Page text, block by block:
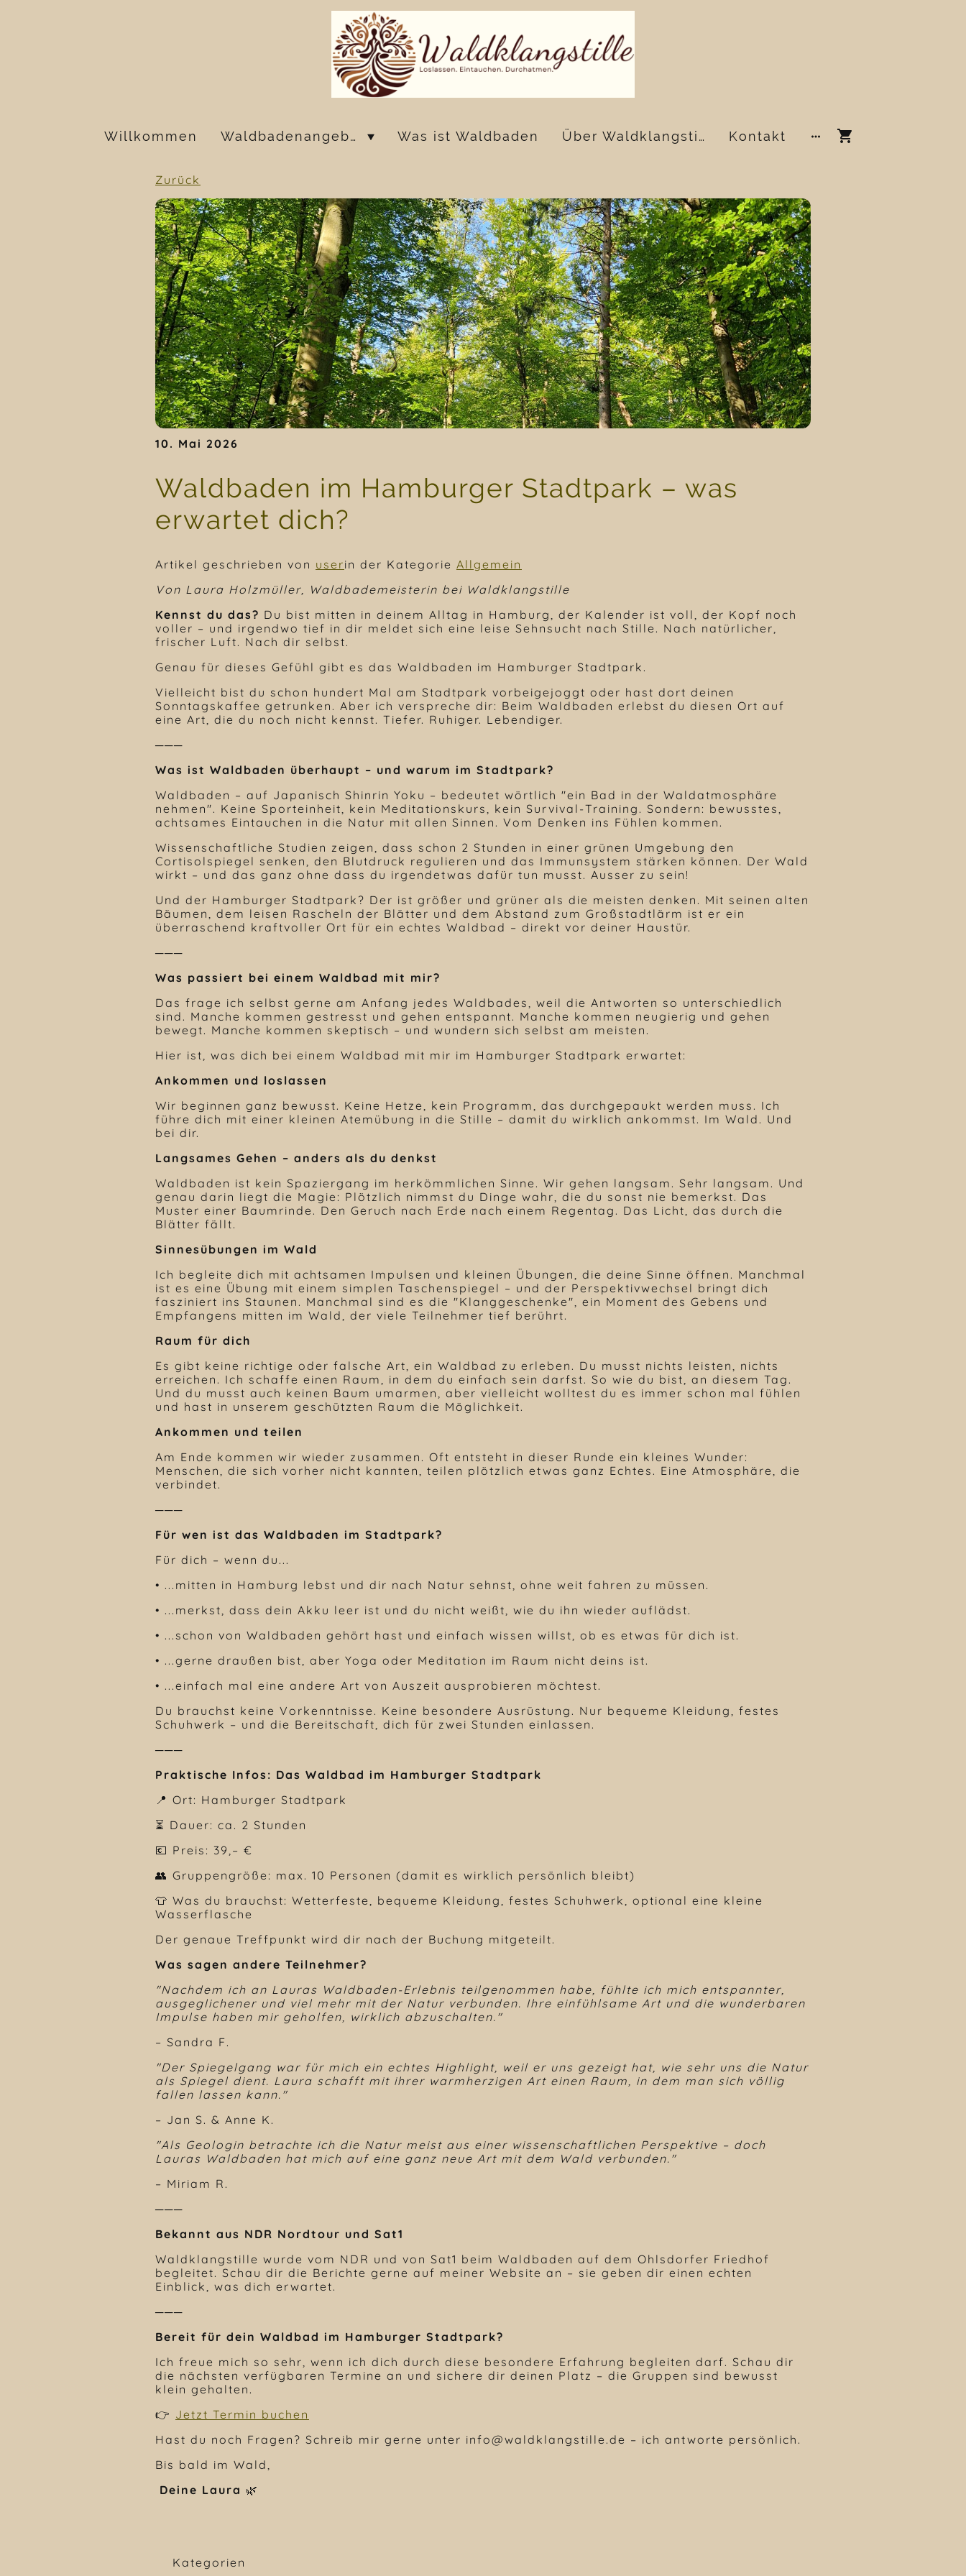
Willkommen Waldbadenangebote Was ist Waldbaden Über Waldklangstille Kontakt
Zurück
10. Mai 2026
Waldbaden im Hamburger Stadtpark – was
erwartet dich?
Artikel geschrieben von userin der Kategorie Allgemein
Von Laura Holzmüller, Waldbademeisterin bei Waldklangstille
Kennst du das? Du bist mitten in deinem Alltag in Hamburg, der Kalender ist voll, der Kopf noch
voller – und irgendwo tief in dir meldet sich eine leise Sehnsucht nach Stille. Nach natürlicher,
frischer Luft. Nach dir selbst.
Genau für dieses Gefühl gibt es das Waldbaden im Hamburger Stadtpark.
Vielleicht bist du schon hundert Mal am Stadtpark vorbeigejoggt oder hast dort deinen
Sonntagskaffee getrunken. Aber ich verspreche dir: Beim Waldbaden erlebst du diesen Ort auf
eine Art, die du noch nicht kennst. Tiefer. Ruhiger. Lebendiger.
───
Was ist Waldbaden überhaupt – und warum im Stadtpark?
Waldbaden – auf Japanisch Shinrin Yoku – bedeutet wörtlich "ein Bad in der Waldatmosphäre
nehmen". Keine Sporteinheit, kein Meditationskurs, kein Survival-Training. Sondern: bewusstes,
achtsames Eintauchen in die Natur mit allen Sinnen. Vom Denken ins Fühlen kommen.
Wissenschaftliche Studien zeigen, dass schon 2 Stunden in einer grünen Umgebung den
Cortisolspiegel senken, den Blutdruck regulieren und das Immunsystem stärken können. Der Wald
wirkt – und das ganz ohne dass du irgendetwas dafür tun musst. Ausser zu sein!
Und der Hamburger Stadtpark? Der ist größer und grüner als die meisten denken. Mit seinen alten
Bäumen, dem leisen Rascheln der Blätter und dem Abstand zum Großstadtlärm ist er ein
überraschend kraftvoller Ort für ein echtes Waldbad – direkt vor deiner Haustür.
───
Was passiert bei einem Waldbad mit mir?
Das frage ich selbst gerne am Anfang jedes Waldbades, weil die Antworten so unterschiedlich
sind. Manche kommen gestresst und gehen entspannt. Manche kommen neugierig und gehen
bewegt. Manche kommen skeptisch – und wundern sich selbst am meisten.
Hier ist, was dich bei einem Waldbad mit mir im Hamburger Stadtpark erwartet:
Ankommen und loslassen
Wir beginnen ganz bewusst. Keine Hetze, kein Programm, das durchgepaukt werden muss. Ich
führe dich mit einer kleinen Atemübung in die Stille – damit du wirklich ankommst. Im Wald. Und
bei dir.
Langsames Gehen – anders als du denkst
Waldbaden ist kein Spaziergang im herkömmlichen Sinne. Wir gehen langsam. Sehr langsam. Und
genau darin liegt die Magie: Plötzlich nimmst du Dinge wahr, die du sonst nie bemerkst. Das
Muster einer Baumrinde. Den Geruch nach Erde nach einem Regentag. Das Licht, das durch die
Blätter fällt.
Sinnesübungen im Wald
Ich begleite dich mit achtsamen Impulsen und kleinen Übungen, die deine Sinne öffnen. Manchmal
ist es eine Übung mit einem simplen Taschenspiegel – und der Perspektivwechsel bringt dich
fasziniert ins Staunen. Manchmal sind es die "Klanggeschenke", ein Moment des Gebens und
Empfangens mitten im Wald, der viele Teilnehmer tief berührt.
Raum für dich
Es gibt keine richtige oder falsche Art, ein Waldbad zu erleben. Du musst nichts leisten, nichts
erreichen. Ich schaffe einen Raum, in dem du einfach sein darfst. So wie du bist, an diesem Tag.
Und du musst auch keinen Baum umarmen, aber vielleicht wolltest du es immer schon mal fühlen
und hast in unserem geschützten Raum die Möglichkeit.
Ankommen und teilen
Am Ende kommen wir wieder zusammen. Oft entsteht in dieser Runde ein kleines Wunder:
Menschen, die sich vorher nicht kannten, teilen plötzlich etwas ganz Echtes. Eine Atmosphäre, die
verbindet.
───
Für wen ist das Waldbaden im Stadtpark?
Für dich – wenn du...
• ...mitten in Hamburg lebst und dir nach Natur sehnst, ohne weit fahren zu müssen.
• ...merkst, dass dein Akku leer ist und du nicht weißt, wie du ihn wieder auflädst.
• ...schon von Waldbaden gehört hast und einfach wissen willst, ob es etwas für dich ist.
• ...gerne draußen bist, aber Yoga oder Meditation im Raum nicht deins ist.
• ...einfach mal eine andere Art von Auszeit ausprobieren möchtest.
Du brauchst keine Vorkenntnisse. Keine besondere Ausrüstung. Nur bequeme Kleidung, festes
Schuhwerk – und die Bereitschaft, dich für zwei Stunden einlassen.
───
Praktische Infos: Das Waldbad im Hamburger Stadtpark
📍 Ort: Hamburger Stadtpark
⏳ Dauer: ca. 2 Stunden
💶 Preis: 39,– €
👥 Gruppengröße: max. 10 Personen (damit es wirklich persönlich bleibt)
👕 Was du brauchst: Wetterfeste, bequeme Kleidung, festes Schuhwerk, optional eine kleine
Wasserflasche
Der genaue Treffpunkt wird dir nach der Buchung mitgeteilt.
Was sagen andere Teilnehmer?
"Nachdem ich an Lauras Waldbaden-Erlebnis teilgenommen habe, fühlte ich mich entspannter,
ausgeglichener und viel mehr mit der Natur verbunden. Ihre einfühlsame Art und die wunderbaren
Impulse haben mir geholfen, wirklich abzuschalten."
– Sandra F.
"Der Spiegelgang war für mich ein echtes Highlight, weil er uns gezeigt hat, wie sehr uns die Natur
als Spiegel dient. Laura schafft mit ihrer warmherzigen Art einen Raum, in dem man sich völlig
fallen lassen kann."
– Jan S. & Anne K.
"Als Geologin betrachte ich die Natur meist aus einer wissenschaftlichen Perspektive – doch
Lauras Waldbaden hat mich auf eine ganz neue Art mit dem Wald verbunden."
– Miriam R.
───
Bekannt aus NDR Nordtour und Sat1
Waldklangstille wurde vom NDR und von Sat1 beim Waldbaden auf dem Ohlsdorfer Friedhof
begleitet. Schau dir die Berichte gerne auf meiner Website an – sie geben dir einen echten
Einblick, was dich erwartet.
───
Bereit für dein Waldbad im Hamburger Stadtpark?
Ich freue mich so sehr, wenn ich dich durch diese besondere Erfahrung begleiten darf. Schau dir
die nächsten verfügbaren Termine an und sichere dir deinen Platz – die Gruppen sind bewusst
klein gehalten.
👉 Jetzt Termin buchen
Hast du noch Fragen? Schreib mir gerne unter info@waldklangstille.de – ich antworte persönlich.
Bis bald im Wald,
Deine Laura 🌿
Kategorien